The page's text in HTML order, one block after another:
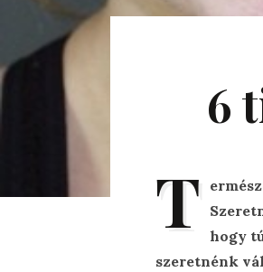
6
T hogy
szeretnénk